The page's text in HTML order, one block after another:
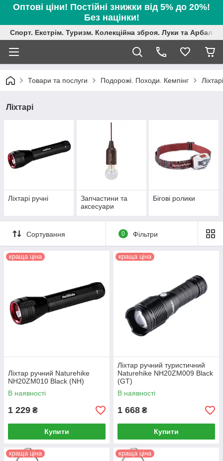
Оптові ціни! Постійні знижки від 5% до 20%!
Без націнки!
Спорт. Екстрім. Туризм. Колекційна зброя. Луки та
Товари та послуги Подорожі. Походи. Кемпінг Ліхтарі
Ліхтарі
Ліхтарі ручні
Запчастини та
аксесуари
Бігові ролики
Сортування 0 Фільтри
краща ціна
Ліхтар ручний Naturehike
NH20ZM010 Black (NH)
В наявності
1 229 ₴
Купити
краща ціна
Ліхтар ручний туристичний
Naturehike NH20ZM009 Black
(GT)
В наявності
1 668 ₴
Купити
краща ціна краща ціна